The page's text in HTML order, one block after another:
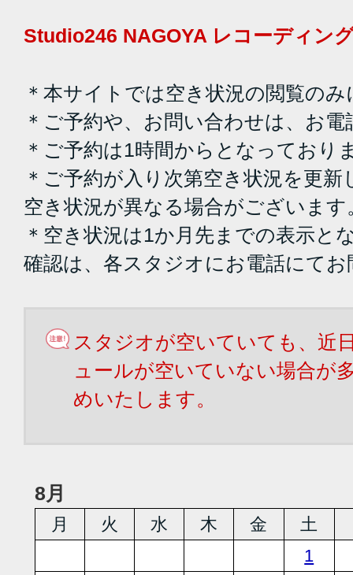
Studio246 NAGOYA レコーディン
＊本サイトでは空き状況の閲覧の
＊ご予約や、お問い合わせは、お
＊ご予約は1時間からとなっており
＊ご予約が入り次第空き状況を更
空き状況が異なる場合がございます
＊空き状況は1か月先までの表示と
確認は、各スタジオにお電話にて
スタジオが空いていても、近
ュールが空いていない場合が
めいたします。
8月
月 火 水 木 金 土
1